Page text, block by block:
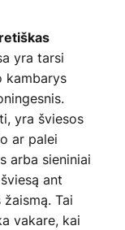
yra tarsi
kambarys
yra šviesos
ar palei
arba sieniniai
ant
Tai
vakare, kai